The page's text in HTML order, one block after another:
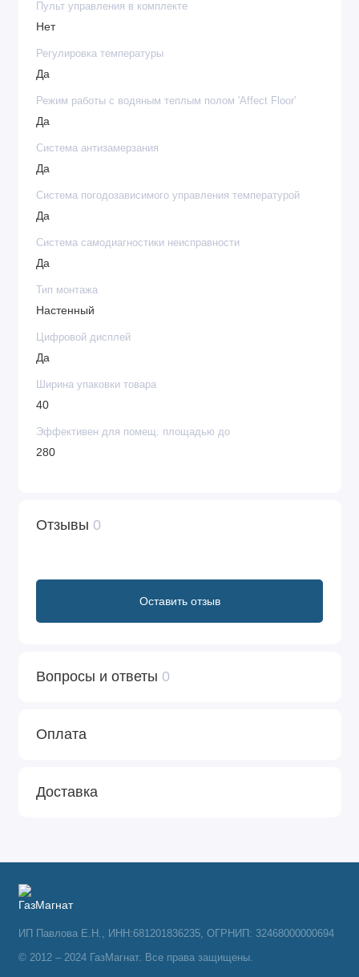
Пульт управления в комплекте
Нет
Регулировка температуры
Да
Режим работы с водяным теплым полом 'Affect Floor'
Да
Система антизамерзания
Да
Система погодозависимого управления температурой
Да
Система самодиагностики неисправности
Да
Тип монтажа
Настенный
Цифровой дисплей
Да
Ширина упаковки товара
40
Эффективен для помещ. площадью до
280
Отзывы 0
Оставить отзыв
Вопросы и ответы 0
Оплата
Доставка
ИП Павлова Е.Н., ИНН:681201836235, ОГРНИП: 32468000000694
© 2012 – 2024 ГазМагнат. Все права защищены.